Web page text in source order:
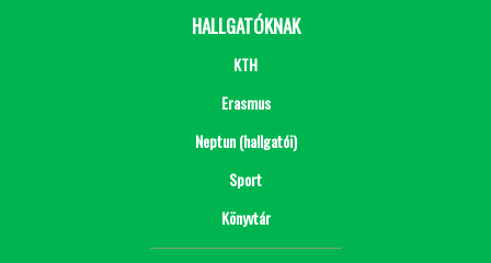
HALLGATÓKNAK
KTH
Erasmus
Neptun (hallgatói)
Sport
Könyvtár